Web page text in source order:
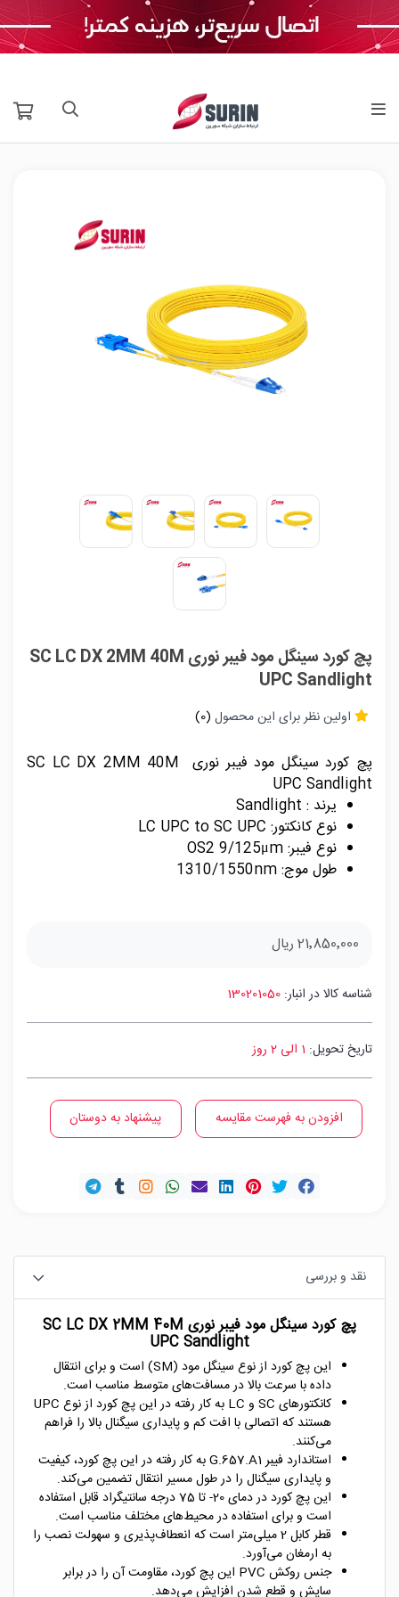
پچ کورد سینگل مود فیبر نوری SC LC DX 2MM 40M
UPC Sandlight
اولین نظر برای این محصول (0)
پچ کورد سینگل مود فیبر نوری SC LC DX 2MM 40M
UPC Sandlight
یرند : Sandlight
نوع کانکتور: LC UPC to SC UPC
نوع فیبر: OS2 9/125μm
طول موج: 1310/1550nm
21٬850٬000 ریال
شناسه کالا در انبار: 130201050
تاریخ تحویل: 1 الی 2 روز
افزودن به فهرست مقایسه پیشنهاد به دوستان
نقد و بررسی
پچ کورد سینگل مود فیبر نوری SC LC DX 2MM 40M
UPC Sandlight
این پچ کورد از نوع سینگل مود (SM) است و برای انتقال
داده با سرعت بالا در مسافت‌های متوسط مناسب است.
کانکتورهای SC و LC به کار رفته در این پچ کورد از نوع UPC
هستند که اتصالی با افت کم و پایداری سیگنال بالا را فراهم
می‌کنند.
استاندارد فیبر G.657.A1 به کار رفته در این پچ کورد، کیفیت
و پایداری سیگنال را در طول مسیر انتقال تضمین می‌کند.
این پچ کورد در دمای 20- تا 75 درجه سانتیگراد قابل استفاده
است و برای استفاده در محیط‌های مختلف مناسب است.
قطر کابل 2 میلی‌متر است که انعطاف‌پذیری و سهولت نصب را
به ارمغان می‌آورد.
جنس روکش PVC این پچ کورد، مقاومت آن را در برابر
سایش و قطع شدن افزایش می‌دهد.